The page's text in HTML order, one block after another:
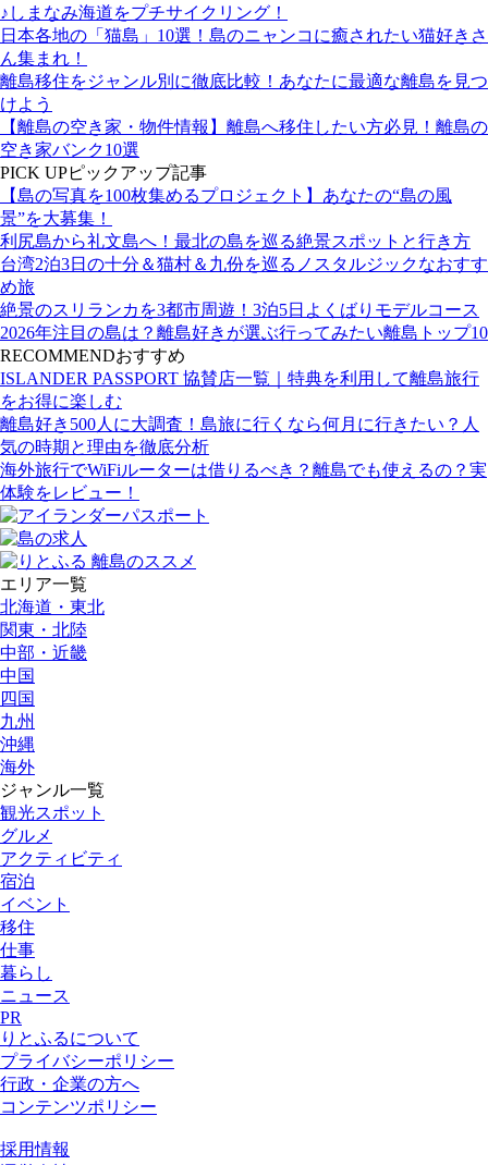
♪しまなみ海道をプチサイクリング！
日本各地の「猫島」10選！島のニャンコに癒されたい猫好きさ
ん集まれ！
離島移住をジャンル別に徹底比較！あなたに最適な離島を見つ
けよう
【離島の空き家・物件情報】離島へ移住したい方必見！離島の
空き家バンク10選
PICK UPピックアップ記事
【島の写真を100枚集めるプロジェクト】あなたの“島の風
景”を大募集！
利尻島から礼文島へ！最北の島を巡る絶景スポットと行き方
台湾2泊3日の十分＆猫村＆九份を巡るノスタルジックなおすす
め旅
絶景のスリランカを3都市周遊！3泊5日よくばりモデルコース
2026年注目の島は？離島好きが選ぶ行ってみたい離島トップ10
RECOMMENDおすすめ
ISLANDER PASSPORT 協賛店一覧｜特典を利用して離島旅行
をお得に楽しむ
離島好き500人に大調査！島旅に行くなら何月に行きたい？人
気の時期と理由を徹底分析
海外旅行でWiFiルーターは借りるべき？離島でも使えるの？実
体験をレビュー！
エリア一覧
北海道・東北
関東・北陸
中部・近畿
中国
四国
九州
沖縄
海外
ジャンル一覧
観光スポット
グルメ
アクティビティ
宿泊
イベント
移住
仕事
暮らし
ニュース
PR
りとふるについて
プライバシーポリシー
行政・企業の方へ
コンテンツポリシー
採用情報